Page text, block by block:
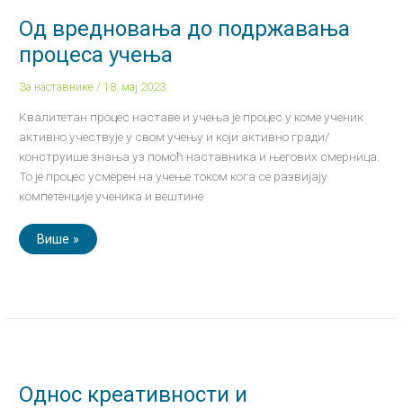
Oд вредновања до подржавања
процеса учења
За наставнике /18. мај 2023.
Квалитетан процес наставе и учења је процес у коме ученик
активно учествује у свом учењу и који активно гради/
конструише знања уз помоћ наставника и његових смерница.
То је процес усмерен на учење током кога се развијају
компетенције ученика и вештине
подржавања
процеса
Више »
Однос креативности и
интелигенције